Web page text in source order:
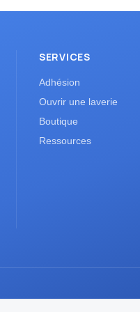
SERVICES
Adhésion
Ouvrir une laverie
Boutique
Ressources